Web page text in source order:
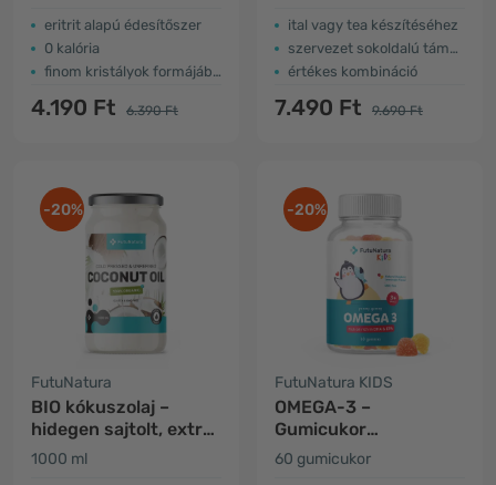
eritrit alapú édesítőszer
0 kalória
finom kristályok formájában
4.190 Ft 6.390 Ft
ital vagy tea készítéséhez
szervezet sokoldalú támogatása
értékes kombináció
7.490 Ft 9.690 Ft
-20%
FutuNatura
BIO kókuszolaj –
hidegen sajtolt, extra
szűz
1000 ml
-20%
FutuNatura KIDS
OMEGA-3 –
Gumicukor
gyerekeknek
60 gumicukor